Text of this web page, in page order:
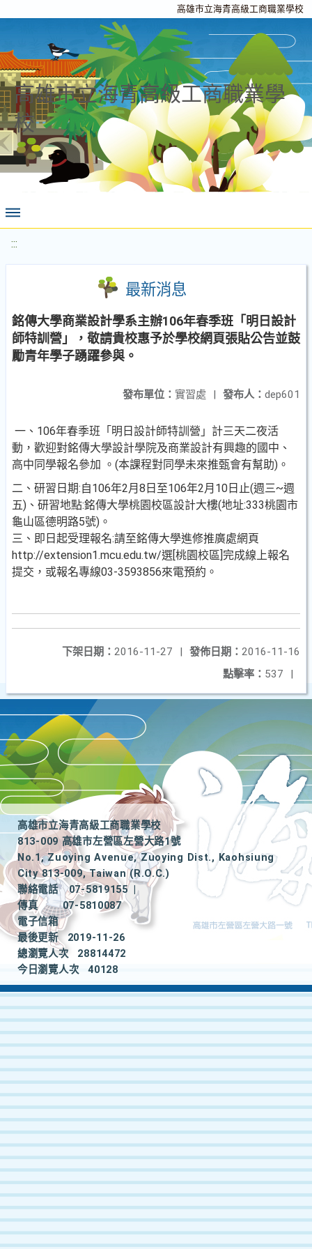
高雄市立海青高級工商職業學校
高雄市立海青高級工商職業學
校
:::
最新消息
銘傳大學商業設計學系主辦106年春季班「明日設計
師特訓營」，敬請貴校惠予於學校網頁張貼公告並鼓
勵青年學子踴躍參與。
發布人： dep601
發布單位： 實習處 |
一、106年春季班「明日設計師特訓營」計三天二夜活
動，歡迎對銘傳大學設計學院及商業設計有興趣的國中、
高中同學報名參加 。(本課程對同學未來推甄會有幫助)。
二、研習日期:自106年2月8日至106年2月10日止(週三~週
五)、研習地點:銘傳大學桃園校區設計大樓(地址:333桃園市
龜山區德明路5號)。
三、即日起受理報名:請至銘傳大學進修推廣處網頁
http://extension1.mcu.edu.tw/選[桃園校區]完成線上報名
提交，或報名專線03-3593856來電預約。
發佈日期： 2016-11-16
下架日期： 2016-11-27
|
點擊率： 537 |
高雄市立海青高級工商職業學校
813-009 高雄市左營區左營大路1號
No.1, Zuoying Avenue, Zuoying Dist., Kaohsiung
City 813-009, Taiwan (R.O.C.)
聯絡電話
07-5819155
|
傳真
07-5810087
電子信箱
最後更新
2019-11-26
總瀏覽人次
28814472
今日瀏覽人次
40128